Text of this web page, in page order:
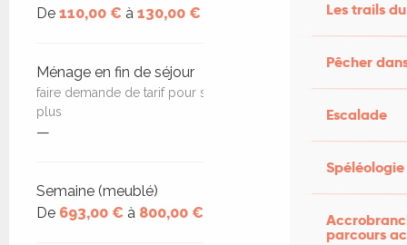
Les trails
Pêcher
Escalade
Spéléologie
parcours
De 110,00 € à 130,00 €
Ménage en fin de séjour
faire demande de tarif pour séjour long, quinzaine ou
plus
—
Semaine (meublé)
De 693,00 € à 800,00 €